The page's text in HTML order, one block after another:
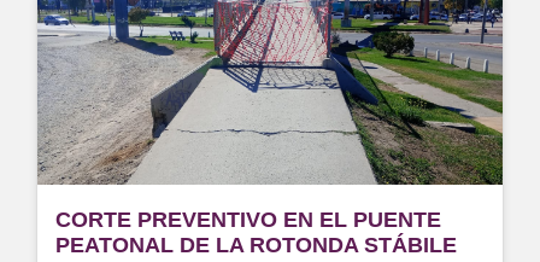
CORTE PREVENTIVO EN EL PUENTE
PEATONAL DE LA ROTONDA STÁBILE